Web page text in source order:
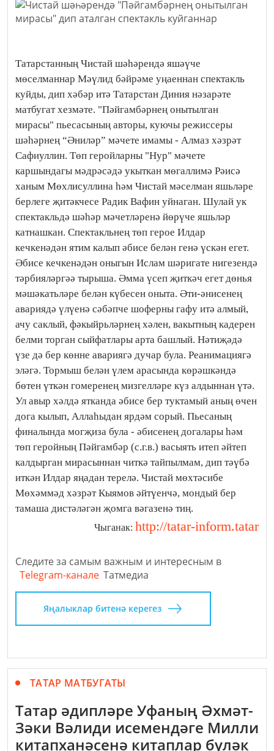
Татарстанның Чистай шәһәрендә яшәүче
мөселманнар Мәүлид бәйрәме уңаеннан спектакль
куйды, дип хәбәр итә Татарстан Диния нәзарәте
матбугат хезмәте. "Пәйгамбәрнең онытылган
мирасы" пьесасының авторы, куючы режиссеры
шәһәрнең “Әниләр” мәчете имамы - Алмаз хәзрәт
Сафиуллин. Төп геройларны "Нур" мәчете
каршындагы мәдрәсәдә укыткан мөгаллимә Рәисә
ханым Мөхлисуллина һәм Чистай мәселман яшьләре
берлеге җитәкчесе Радик Вафин уйнаган. Шулай ук
спектакльдә шәһәр мәчетләренә йөрүче яшьләр
катнашкан. Спектакльнең төп герое Илдар
кечкенәдән ятим калып әбисе белән генә үскән егет.
Әбисе кечкенәдән оныгын Ислам шәригате нигезендә
тәрбияләргәә тырыша. Әмма үсеп җиткәч егет дөнья
мәшәкатьләре белән күбесен оныта. Әти-әнисенең
авариядә үлүенә сәбәпче шоферны гафу итә алмый,
ачу саклый, фәкыйрьләрнең хәлен, вакытның кадерен
белми торган сыйфатлары арта башлый. Нәтиҗәдә
үзе дә бер көнне авариягә дучар була. Реанимациягә
эләгә. Тормыш белән үлем арасында көрәшкәндә
бөтен үткән гомеренең мизгелләре күз алдыннан үтә.
Ул авыр хәлдә ятканда әбисе бер туктамый аның өчен
дога кылып, Аллаһыдан ярдәм сорый. Пьесаның
финалында могҗиза була - әбисенең догалары һәм
төп геройның Пәйгамбәр (с.г.в.) васыять итеп әйтеп
калдырган мирасыннан читкә тайпылмам, дип тәүбә
иткән Илдар яңадан терелә. Чистай мөхтәсибе
Мөхәммәд хәзрәт Кыямов әйтүенчә, мондый бер
тамаша дистәләгән җомга вәгазенә тиң.
Чыганак: http://tatar-inform.tatar
Следите за самым важным и интересным в
Telegram-канале Татмедиа
Яңалыклар битенә керегез
ТАТАР МАТБУГАТЫ
Татар әдипләре Уфаның Әхмәт-
Зәки Вәлиди исемендәге Милли
китапханәсенә китаплар бүләк